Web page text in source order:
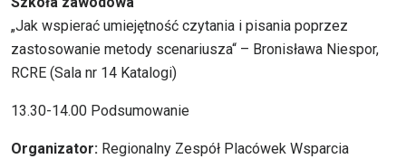
„Jak wspierać umiejętność czytania i pisania poprzez
zastosowanie metody scenariusza“ – Bronisława Niespor,
RCRE (Sala nr 14 Katalogi)
13.30-14.00 Podsumowanie
Organizator: Regionalny Zespół Placówek Wsparcia